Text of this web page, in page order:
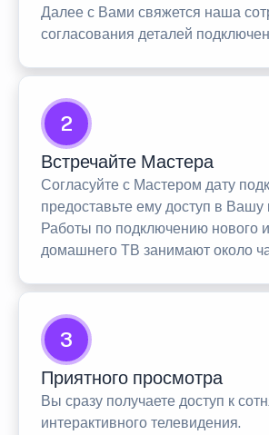
Далее с Вами свяжется наша
согласования деталей
2
Встречайте Мастера
Согласуйте с Мастером дату
предоставьте ему доступ в Вашу
Работы по подключению нового
домашнего ТВ занимают около
3
Приятного просмотра
Вы сразу получаете доступ к
интерактивного телевидения.